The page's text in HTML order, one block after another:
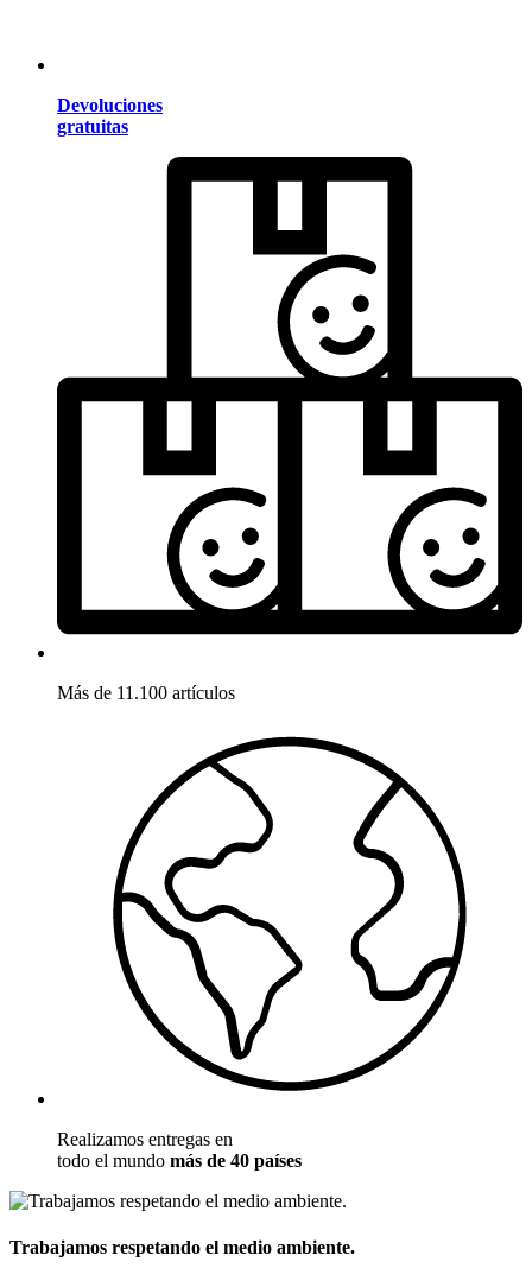
Devoluciones
gratuitas
Más de 11.100 artículos
Realizamos entregas en
todo el mundo más de 40 países
Trabajamos respetando el medio ambiente.